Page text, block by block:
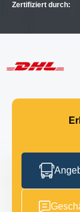
Zertifiziert durch: